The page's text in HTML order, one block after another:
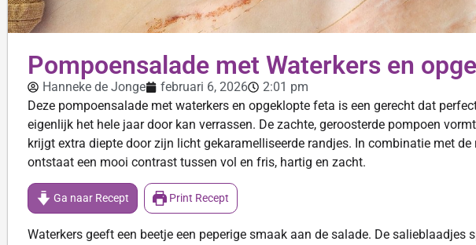
Pompoensalade met Waterkers en
Hanneke de Jonge februari 6, 2026
2:01 pm
Deze pompoensalade met waterkers en opgeklopte feta is een gerecht dat
eigenlijk het hele jaar door kan verrassen. De zachte, geroosterde pompoen
krijgt extra diepte door zijn licht gekaramelliseerde randjes. In combinatie met
ontstaat een mooi contrast tussen vol en fris, hartig en zacht.
Ga naar Recept Print Recept
Waterkers geeft een beetje een peperige smaak aan de salade. De salieblaadjes